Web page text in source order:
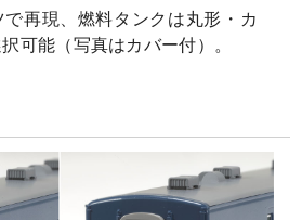
再現、燃料タンクは丸形・カ
可能（写真はカバー付）。